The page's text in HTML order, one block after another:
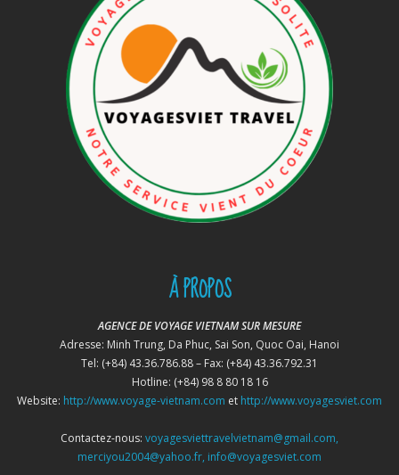
À PROPOS
AGENCE DE VOYAGE VIETNAM SUR MESURE
Adresse: Minh Trung, Da Phuc, Sai Son, Quoc Oai, Hanoi
Tel: (+84) 43.36.786.88 – Fax: (+84) 43.36.792.31
Hotline: (+84) 98 8 80 18 16
Website: http://www.voyage-vietnam.com et http://www.voyagesviet.com
Contactez-nous: voyagesviettravelvietnam@gmail.com,
merciyou2004@yahoo.fr, info@voyagesviet.com